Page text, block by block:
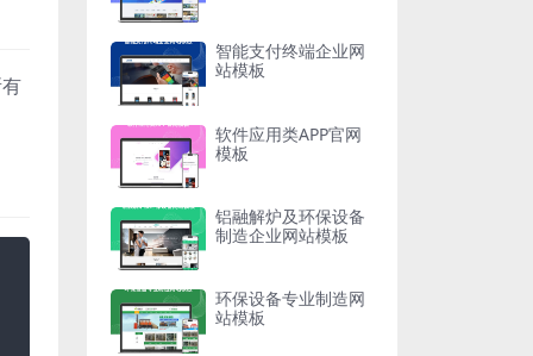
智能支付终端企业网
站模板
软件应用类APP官网
模板
铝融解炉及环保设备
制造企业网站模板
环保设备专业制造网
站模板